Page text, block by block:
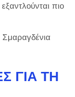
πιο
Σμαραγδένια
ΓΙΑ ΤΗ